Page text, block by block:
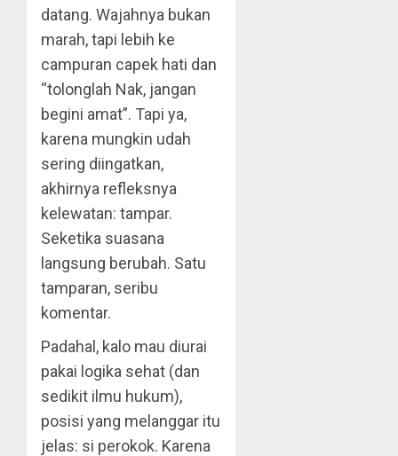
datang. Wajahnya bukan
marah, tapi lebih ke
campuran capek hati dan
“tolonglah Nak, jangan
begini amat”. Tapi ya,
karena mungkin udah
sering diingatkan,
akhirnya refleksnya
kelewatan: tampar.
Seketika suasana
langsung berubah. Satu
tamparan, seribu
komentar.
Padahal, kalo mau diurai
pakai logika sehat (dan
sedikit ilmu hukum),
posisi yang melanggar itu
jelas: si perokok. Karena